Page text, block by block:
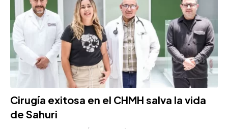
Cirugía exitosa en el CHMH salva la vida
de Sahuri